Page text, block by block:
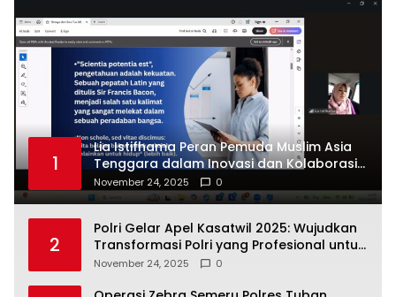
1
Lia Istifhama Peran Pemuda Muslim Asia
Tenggara dalam Inovasi dan Kolaborasi
Internasional
November 24, 2025 0
2
Polri Gelar Apel Kasatwil 2025: Wujudkan
Transformasi Polri yang Profesional untuk
Masyarakat
November 24, 2025 0